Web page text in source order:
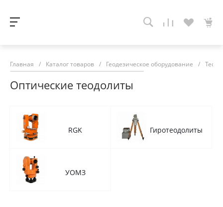
Главная / Каталог товаров / Геодезическое оборудование /
Оптические теодолиты
RGK Гиротеодолиты
УОМЗ